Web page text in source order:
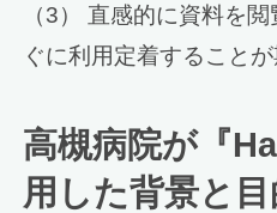
（3） 直感的に資料を
ぐに利用定着すること
高槻病院が『
用した背景と目